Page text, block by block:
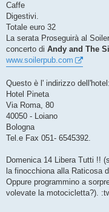
Caffe
Digestivi.
Totale euro 32
La serata Proseguirà al
concerto di Andy and The
www.soilerpub.com
Questo è l' indirizzo dell'hotel:
Hotel Pineta
Via Roma, 80
40050 - Loiano
Bologna
Tel.e Fax 051- 6545392.
Domenica 14 Libera Tutti !!
la finocchiona alla Raticosa
Oppure programmino a
volevate la motocicletta?).